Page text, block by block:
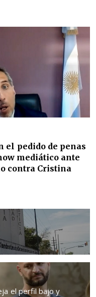
el pedido de penas
mediático ante
contra Cristina
el perfil bajo y